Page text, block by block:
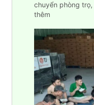
chuyển phòng
thêm
chuyển
phòng
trọ
nhà
trọ
nhanh
gọn,
đơn